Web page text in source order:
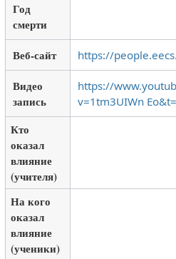
Год
смерти
Веб-сайт
https://
Видео
запись
https://
v=1tm3UIWn
Кто
оказал
влияние
(учителя)
На кого
оказал
влияние
(ученики)